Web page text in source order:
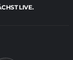
LIVE.